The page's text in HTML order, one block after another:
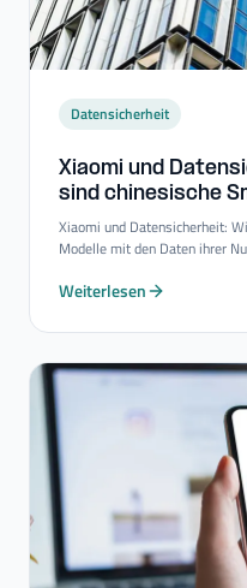
Datensicherheit
Xiaomi und
sind chinesische
Xiaomi und Datensicherheit:
Modelle mit den Daten ihrer
Weiterlesen